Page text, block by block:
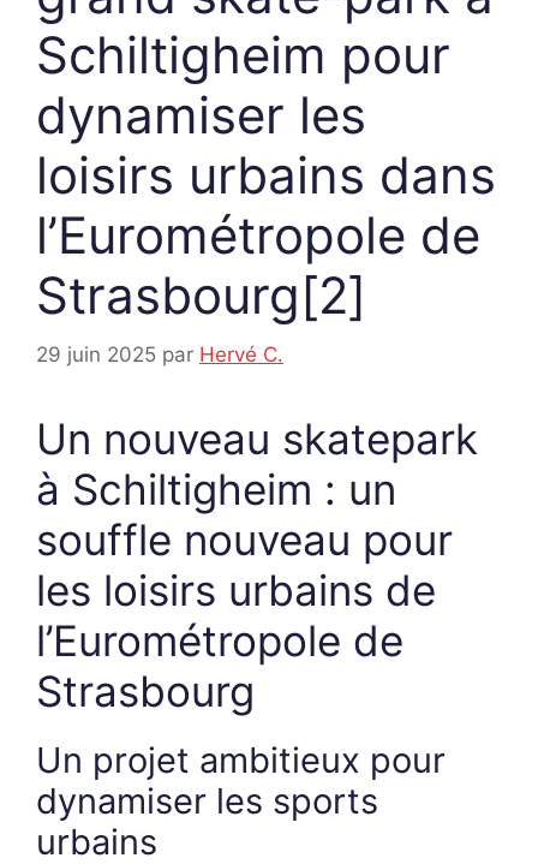
Schiltigheim pour
dynamiser les
loisirs urbains dans
l’Eurométropole de
Strasbourg[2]
29 juin 2025 par Hervé C.
Un nouveau skatepark
à Schiltigheim : un
souffle nouveau pour
les loisirs urbains de
l’Eurométropole de
Strasbourg
Un projet ambitieux pour
dynamiser les sports
urbains